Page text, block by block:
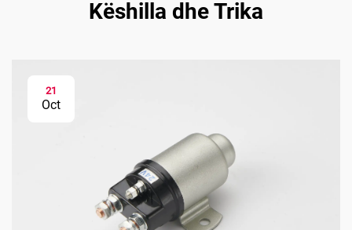
Këshilla dhe Trika
21
Oct